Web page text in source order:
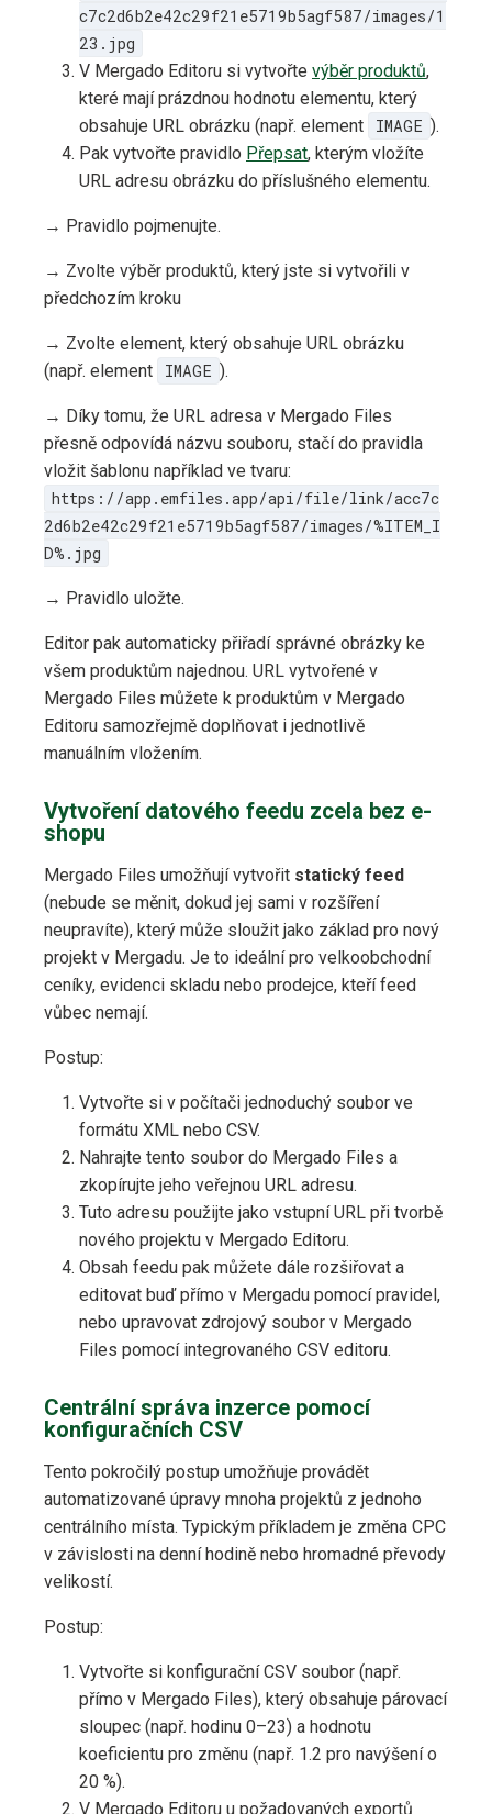
c7c2d6b2e42c29f21e5719b5agf587/images/1
23.jpg
V Mergado Editoru si vytvořte výběr produktů,
které mají prázdnou hodnotu elementu, který
obsahuje URL obrázku (např. element
IMAGE ).
Pak vytvořte pravidlo Přepsat, kterým vložíte
URL adresu obrázku do příslušného elementu.
→ Pravidlo pojmenujte.
→ Zvolte výběr produktů, který jste si vytvořili v
předchozím kroku
→ Zvolte element, který obsahuje URL obrázku
(např. element
IMAGE ).
→ Díky tomu, že URL adresa v Mergado Files
přesně odpovídá názvu souboru, stačí do pravidla
vložit šablonu například ve tvaru:
https://app.emfiles.app/api/file/link/acc7c
2d6b2e42c29f21e5719b5agf587/images/%ITEM_I
D%.jpg
→ Pravidlo uložte.
Editor pak automaticky přiřadí správné obrázky ke
všem produktům najednou. URL vytvořené v
Mergado Files můžete k produktům v Mergado
Editoru samozřejmě doplňovat i jednotlivě
manuálním vložením.
Vytvoření datového feedu zcela bez e-
shopu
Mergado Files umožňují vytvořit statický feed
(nebude se měnit, dokud jej sami v rozšíření
neupravíte), který může sloužit jako základ pro nový
projekt v Mergadu. Je to ideální pro velkoobchodní
ceníky, evidenci skladu nebo prodejce, kteří feed
vůbec nemají.
Postup:
Vytvořte si v počítači jednoduchý soubor ve
formátu XML nebo CSV.
Nahrajte tento soubor do Mergado Files a
zkopírujte jeho veřejnou URL adresu.
Tuto adresu použijte jako vstupní URL při tvorbě
nového projektu v Mergado Editoru.
Obsah feedu pak můžete dále rozšiřovat a
editovat buď přímo v Mergadu pomocí pravidel,
nebo upravovat zdrojový soubor v Mergado
Files pomocí integrovaného CSV editoru.
Centrální správa inzerce pomocí
konfiguračních CSV
Tento pokročilý postup umožňuje provádět
automatizované úpravy mnoha projektů z jednoho
centrálního místa. Typickým příkladem je změna CPC
v závislosti na denní hodině nebo hromadné převody
velikostí.
Postup:
Vytvořte si konfigurační CSV soubor (např.
přímo v Mergado Files), který obsahuje párovací
sloupec (např. hodinu 0–23) a hodnotu
koeficientu pro změnu (např. 1.2 pro navýšení o
20 %).
V Mergado Editoru u požadovaných exportů